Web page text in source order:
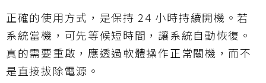
正確的使用方式，是保持 24 小時持續開機。若
系統當機，可先等候短時間，讓系統自動恢復。
真的需要重啟，應透過軟體操作正常關機，而不
是直接拔除電源。